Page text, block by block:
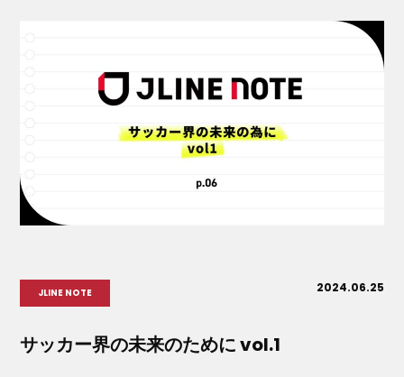
JLINE NOTE 2024.06.25
サッカー界の未来のために vol.1